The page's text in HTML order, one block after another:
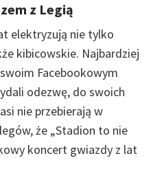
z Legią
elektryzują nie tylko
kibicowskie. Najbardziej
Facebookowym
odezwę, do swoich
nie przebierają w
że „Stadion to nie
koncert gwiazdy z lat